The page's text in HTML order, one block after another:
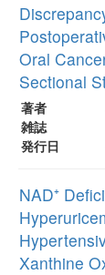
Oral
Sectional
著者
雑誌
発行日
NAD⁺
Xanthine